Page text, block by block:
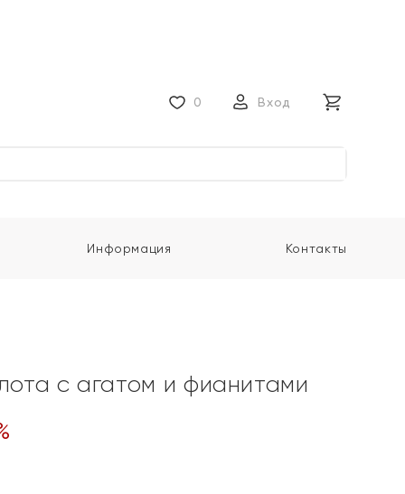
0 Вход
Информация Контакты
с агатом и фианитами